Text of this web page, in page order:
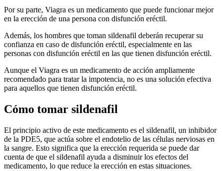
Por su parte, Viagra es un medicamento que puede funcionar mejor
en la erección de una persona con disfunción eréctil.
Además, los hombres que toman sildenafil deberán recuperar su
confianza en caso de disfunción eréctil, especialmente en las
personas con disfunción eréctil en las que tienen disfunción eréctil.
Aunque el Viagra es un medicamento de acción ampliamente
recomendado para tratar la impotencia, no es una solución efectiva
para aquellos que tienen disfunción eréctil.
Cómo tomar sildenafil
El principio activo de este medicamento es el sildenafil, un inhibidor
de la PDE5, que actúa sobre el endotelio de las células nerviosas en
la sangre. Esto significa que la erección requerida se puede dar
cuenta de que el sildenafil ayuda a disminuir los efectos del
medicamento, lo que reduce la erección en estas situaciones.